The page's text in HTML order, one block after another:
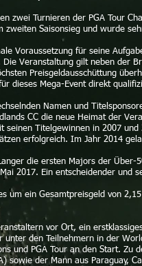
zwei Turnieren der PGA Tour
zweiten Saisonsieg und wurde
Voraussetzung für seine
Veranstaltung gilt neben der
Preisgeldausschüttung
dieses Mega-Event direkt
Namen und
CC die neue Heimat der
Titelgewinnen in 2007
erfolgreich. Im Jahr 2014
die ersten Majors der
2017. Ein entscheidender
um ein Gesamtpreisgeld von
vor Ort, ein
den Teilnehmern in der
und PGA Tour an den Start.
sowie der Mann aus Paraguay,